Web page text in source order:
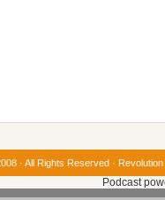
· All Rights Reserved ·
Podcast